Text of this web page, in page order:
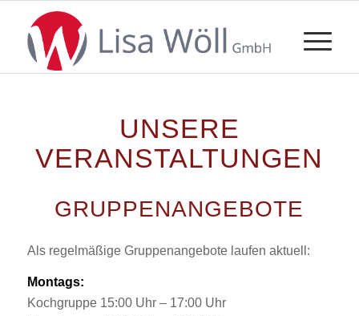
UNSERE
VERANSTALTUNGEN
GRUPPENANGEBOTE
Als regelmäßige Gruppenangebote laufen aktuell:
Montags:
Kochgruppe 15:00 Uhr – 17:00 Uhr